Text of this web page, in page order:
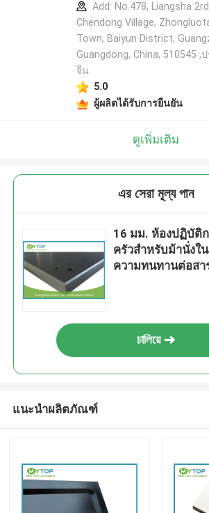
Add: No.478, Liangsha
Chendong Village,
Town, Baiyun District,
Guangdong, China, 510545 ,
จีน
5.0
ผู้ผลิตได้รับการยืนยัน
ดูเพิ่มเติม
এর সেরা মূল্য পান
16 มม. ห้องปฏิบัติ
ครัวสำหรับม้านั่งใ
ความทนทานต่อสา
চালিয়ে
แนะนำผลิตภัณฑ์